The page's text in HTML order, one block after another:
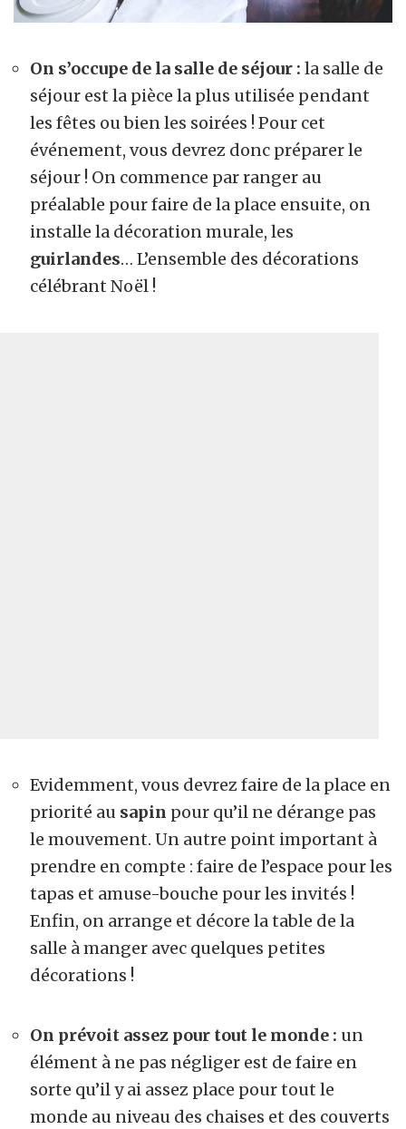
On s’occupe de la salle de séjour : la salle de
séjour est la pièce la plus utilisée pendant
les fêtes ou bien les soirées ! Pour cet
événement, vous devrez donc préparer le
séjour ! On commence par ranger au
préalable pour faire de la place ensuite, on
installe la décoration murale, les
guirlandes… L’ensemble des décorations
célébrant Noël !
Evidemment, vous devrez faire de la place en
priorité au sapin pour qu’il ne dérange pas
le mouvement. Un autre point important à
prendre en compte : faire de l’espace pour les
tapas et amuse-bouche pour les invités !
Enfin, on arrange et décore la table de la
salle à manger avec quelques petites
décorations !
On prévoit assez pour tout le monde : un
élément à ne pas négliger est de faire en
sorte qu’il y ai assez place pour tout le
monde au niveau des chaises et des couverts